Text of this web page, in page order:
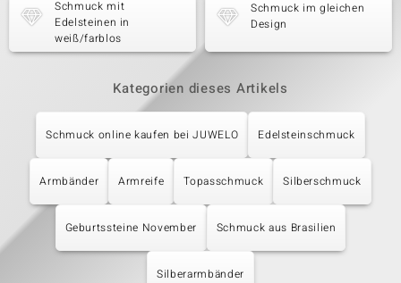
Schmuck mit
Edelsteinen in
weiß/farblos
Schmuck im gleichen
Design
Kategorien dieses Artikels
Schmuck online kaufen bei JUWELO Edelsteinschmuck
Armbänder Armreife Topasschmuck Silberschmuck
Geburtssteine November Schmuck aus Brasilien
Silberarmbänder